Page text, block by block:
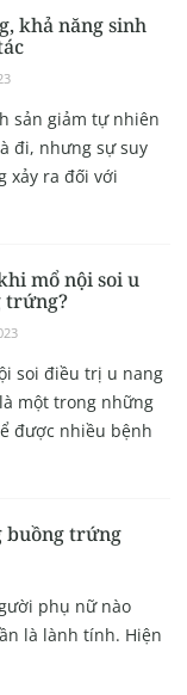
khả năng sinh
sản giảm tự nhiên
đi, nhưng sự suy
xảy ra đối với
mổ nội soi u
trứng?
soi điều trị u nang
một trong những
được nhiều bệnh
buồng trứng
phụ nữ nào
là lành tính. Hiện